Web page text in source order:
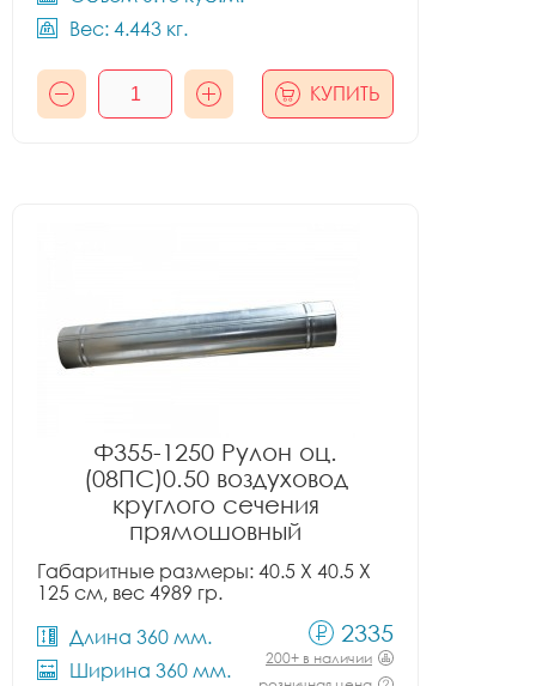
Вес: 4.443 кг.
КУПИТЬ
Ф355-1250 Рулон оц.
(08ПС)0.50 воздуховод
круглого сечения
прямошовный
Габаритные размеры: 40.5 X 40.5 X
125 см, вес 4989 гр.
Длина 360 мм.
Ширина 360 мм.
2335
200+ в наличии